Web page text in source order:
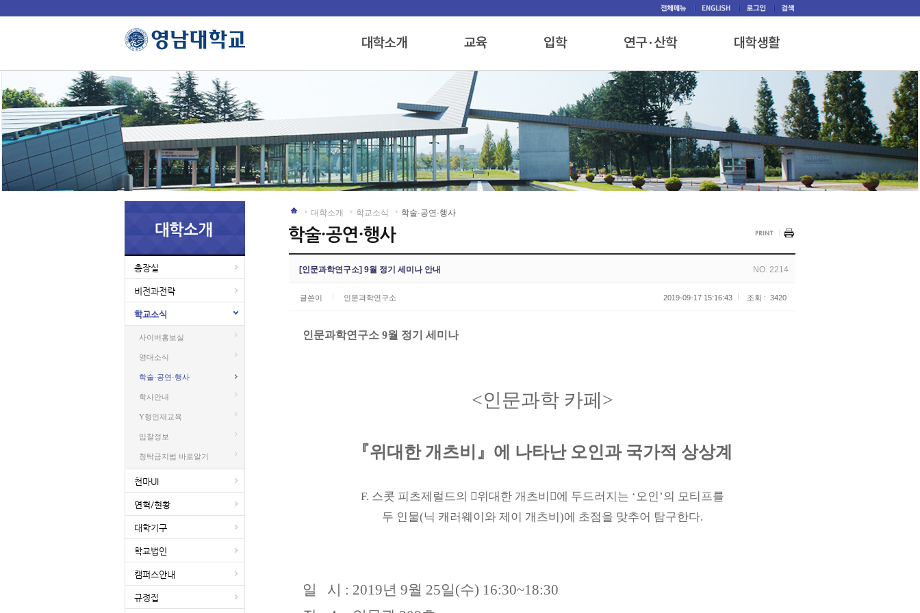
총장실
비전과전략
학교소식
사이버홍보실
영대소식
학술·공연·행사
학사안내
Y형인재교육
입찰정보
청탁금지법 바로알기
천마UI
연혁/현황
대학기구
학교법인
캠퍼스안내
규정집
대학소개 학교소식 학술·공연·행사
[인문과학연구소] 9월 정기 세미나 안내 NO. 2214
글쓴이 인문과학연구소 2019-09-17 15:16:43 조회 : 3420
인문과학연구소 9월 정기 세미나
<인문과학 카페 >
『위대한 개츠비 』 에 나타난 오인과 국가적 상상계
F. 스콧 피츠제럴드의 󰡔위대한 개츠비 󰡕에 두드러지는 ‘오인’의 모티프를
두 인물(닉 캐러웨이와 제이 개츠비)에 초점을 맞추어 탐구한다.
일 시 : 2019년 9월 25일(수) 16:30~18:30